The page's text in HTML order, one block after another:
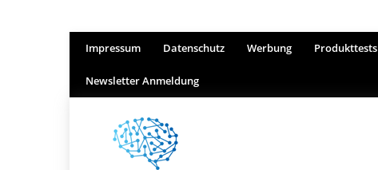
Impressum Datenschutz Werbung Produkttests
Newsletter Anmeldung